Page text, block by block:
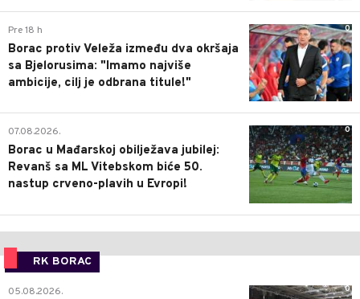
0
Pre 18 h
Borac protiv Veleža između dva okršaja
sa Bjelorusima: "Imamo najviše
ambicije, cilj je odbrana titule!"
0
07.08.2026.
Borac u Mađarskoj obilježava jubilej:
Revanš sa ML Vitebskom biće 50.
nastup crveno-plavih u Evropi!
RK BORAC
0
05.08.2026.